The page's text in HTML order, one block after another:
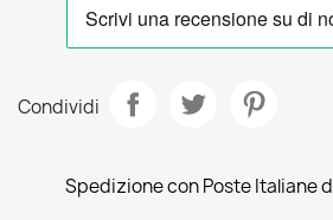
Condividi
Spedizione con Poste Italiane